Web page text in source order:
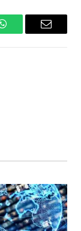
WhatsAppEmail